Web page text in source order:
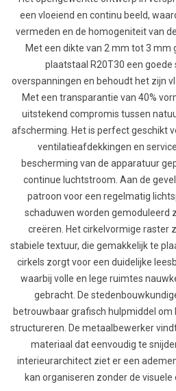
een vloeiend en continu beeld,
vermeden en de homogeniteit van
Met een dikte van 2 mm tot 3
plaatstaal R20T30 een
overspanningen en behoudt het zijn
Met een transparantie van 40%
uitstekend compromis tussen
afscherming. Het is perfect geschikt
ventilatieafdekkingen en
bescherming van de apparatuur
continue luchtstroom. Aan de
patroon voor een regelmatig
schaduwen worden gemoduleerd
creëren. Het cirkelvormige raster
stabiele textuur, die gemakkelijk te
cirkels zorgt voor een duidelijke
waarbij volle en lege ruimtes
gebracht. De
betrouwbaar grafisch hulpmiddel
structureren. De metaalbewerker
materiaal dat eenvoudig te
interieurarchitect ziet er een
kan organiseren zonder de